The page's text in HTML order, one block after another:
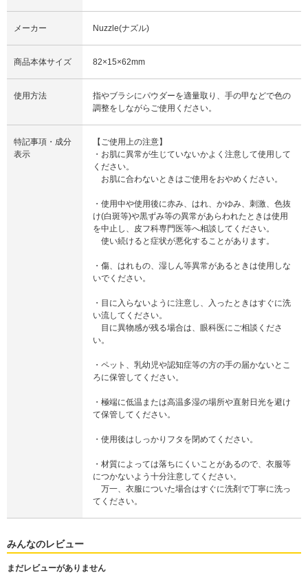
メーカー Nuzzle(ナズル)
商品本体サイズ 82×15×62mm
使用方法
指やブラシにパウダーを適量取り、手の甲などで色の
調整をしながらご使用ください。
特記事項・成分
表示
【ご使用上の注意】
・お肌に異常が生じていないかよく注意して使用して
ください。
お肌に合わないときはご使用をおやめください。
・使用中や使用後に赤み、はれ、かゆみ、刺激、色抜
け(白斑等)や黒ずみ等の異常があらわれたときは使用
を中止し、皮フ科専門医等へ相談してください。
使い続けると症状が悪化することがあります。
・傷、はれもの、湿しん等異常があるときは使用しな
いでください。
・目に入らないように注意し、入ったときはすぐに洗
い流してください。
目に異物感が残る場合は、眼科医にご相談くださ
い。
・ペット、乳幼児や認知症等の方の手の届かないとこ
ろに保管してください。
・極端に低温または高温多湿の場所や直射日光を避け
て保管してください。
・使用後はしっかりフタを閉めてください。
・材質によっては落ちにくいことがあるので、衣服等
につかないよう十分注意してください。
万一、衣服についた場合はすぐに洗剤で丁寧に洗っ
てください。
みんなのレビュー
まだレビューがありません